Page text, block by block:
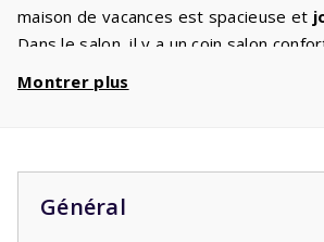
maison de vacances est spacieuse et
Dans le salon, il y a un coin salon
télévisionà écran plat dans le salon et
(fibre optique). Il y a 2 chambres, une
avec trois lits simples. Il y a une salle
Montrer plus
Général